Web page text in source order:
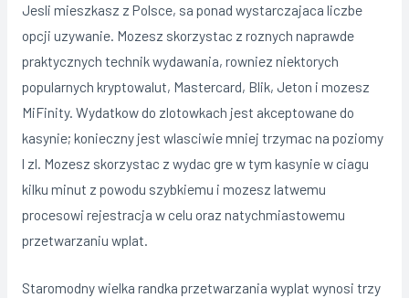
Jesli mieszkasz z Polsce, sa ponad wystarczajaca liczbe
opcji uzywanie. Mozesz skorzystac z roznych naprawde
praktycznych technik wydawania, rowniez niektorych
popularnych kryptowalut, Mastercard, Blik, Jeton i mozesz
MiFinity. Wydatkow do zlotowkach jest akceptowane do
kasynie; konieczny jest wlasciwie mniej trzymac na poziomy
l zl. Mozesz skorzystac z wydac gre w tym kasynie w ciagu
kilku minut z powodu szybkiemu i mozesz latwemu
procesowi rejestracja w celu oraz natychmiastowemu
przetwarzaniu wplat.
Staromodny wielka randka przetwarzania wyplat wynosi trzy